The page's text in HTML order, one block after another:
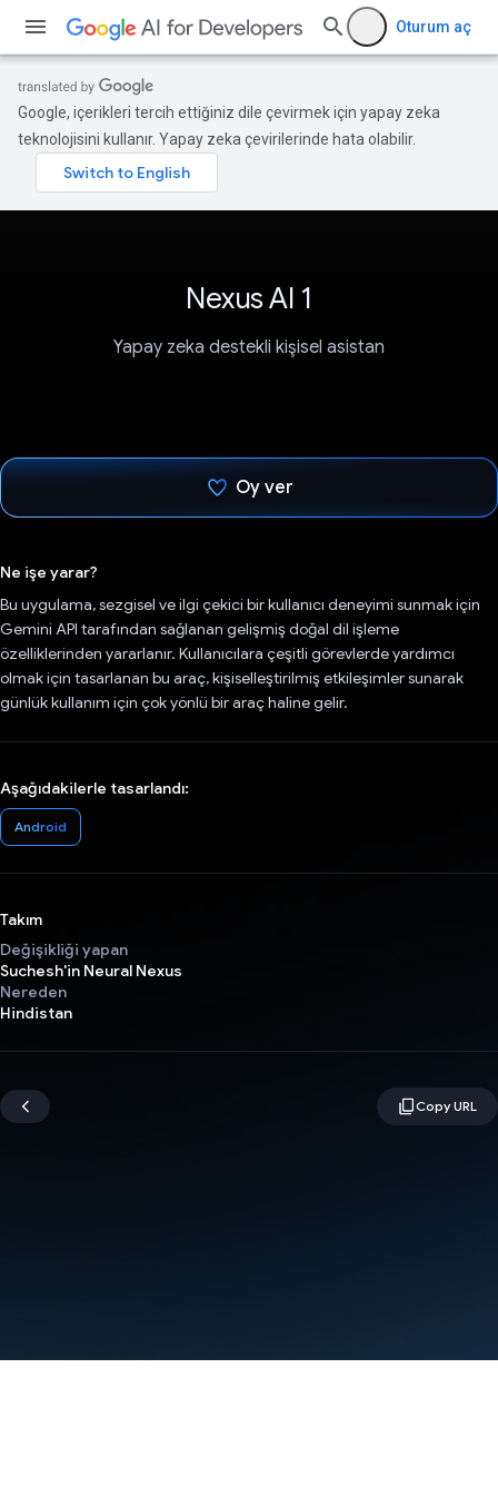
Oturum aç
Google, içerikleri tercih ettiğiniz dile çevirmek için yapay zeka
teknolojisini kullanır. Yapay zeka çevirilerinde hata olabilir.
Nexus AI 1
Yapay zeka destekli kişisel asistan
Oy ver
Ne işe yarar?
Bu uygulama, sezgisel ve ilgi çekici bir kullanıcı deneyimi sunmak için
Gemini API tarafından sağlanan gelişmiş doğal dil işleme
özelliklerinden yararlanır. Kullanıcılara çeşitli görevlerde yardımcı
olmak için tasarlanan bu araç, kişiselleştirilmiş etkileşimler sunarak
günlük kullanım için çok yönlü bir araç haline gelir.
Aşağıdakilerle tasarlandı:
Android
Takım
Değişikliği yapan
Suchesh'in Neural Nexus
Nereden
Hindistan